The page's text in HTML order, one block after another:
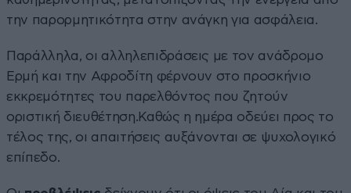
την παρορμητικότητα στην ανάγκη για ασφάλεια.
Παράλληλα, οι αλληλεπιδράσεις με τον ανάδρομο
Ερμή και την Αφροδίτη φέρνουν στο προσκήνιο
εκκρεμότητες του παρελθόντος που ζητούν
οριστική διευθέτηση.Καθώς η ημέρα οδεύει προς το
τέλος της, οι απαιτήσεις αυξάνονται σε ψυχολογικό
επίπεδο.